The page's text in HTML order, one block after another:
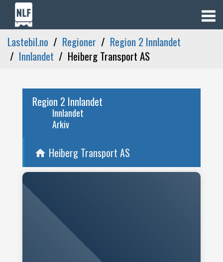
Lastebil.no Regioner
Region 2 Innlandet
Innlandet
Heiberg Transport AS
Region 2 Innlandet
Innlandet
Arkiv
home Heiberg Transport AS